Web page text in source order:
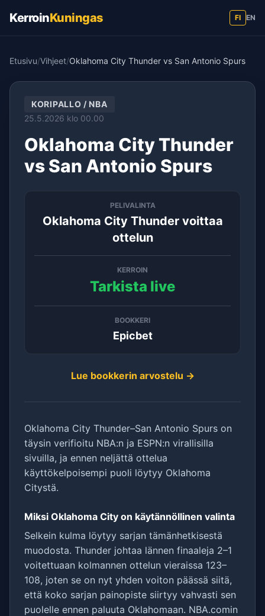
KerroinKuningas FI EN
Etusivu/Vihjeet/Oklahoma City Thunder vs San Antonio Spurs
KORIPALLO / NBA
25.5.2026 klo 00.00
Oklahoma City Thunder
vs San Antonio Spurs
PELIVALINTA
Oklahoma City Thunder voittaa
ottelun
KERROIN
Tarkista live
BOOKKERI
Epicbet
Lue bookkerin arvostelu →
Oklahoma City Thunder–San Antonio Spurs on
täysin verifioitu NBA:n ja ESPN:n virallisilla
sivuilla, ja ennen neljättä ottelua
käyttökelpoisempi puoli löytyy Oklahoma
Citystä.
Miksi Oklahoma City on käytännöllinen valinta
Selkein kulma löytyy sarjan tämänhetkisestä
muodosta. Thunder johtaa lännen finaaleja 2–1
voitettuaan kolmannen ottelun vieraissa 123–
108, joten se on nyt yhden voiton päässä siitä,
että koko sarjan painopiste siirtyy vahvasti sen
puolelle ennen paluuta Oklahomaan. NBA.comin